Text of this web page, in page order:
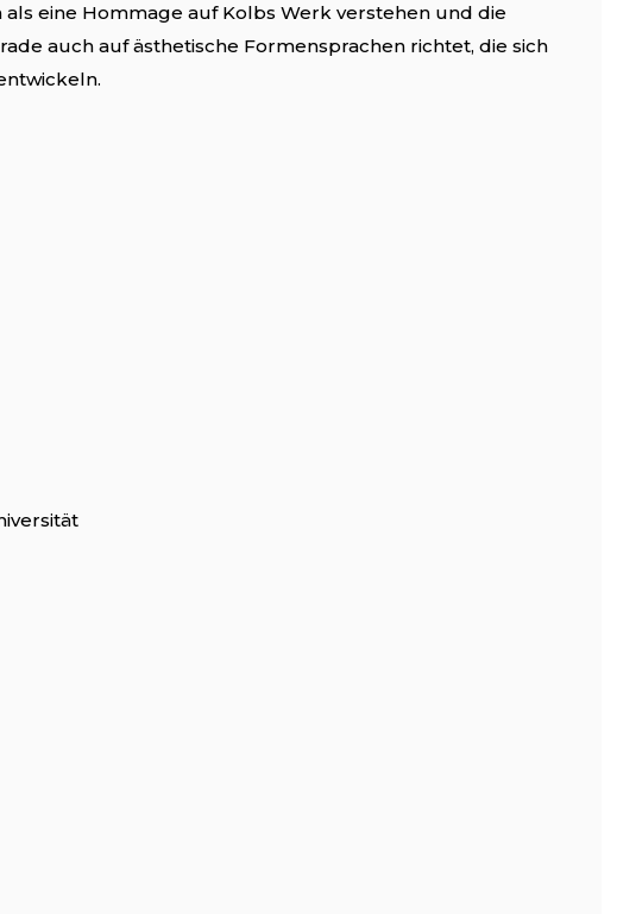
eine Hommage auf Kolbs Werk verstehen und die
auch auf ästhetische Formensprachen richtet, die sich